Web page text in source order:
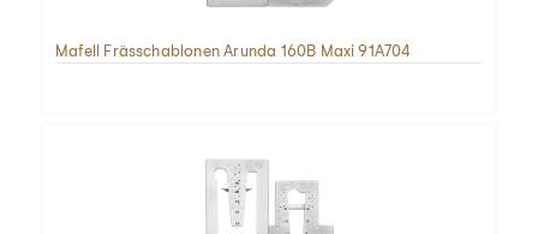
Mafell Frässchablonen Arunda 160B Maxi 91A704